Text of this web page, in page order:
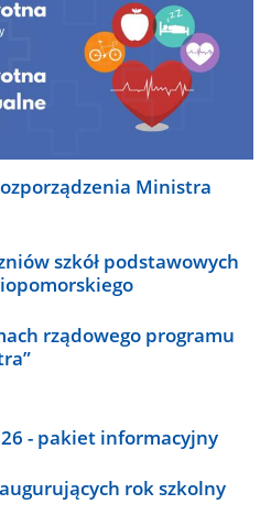
Ministra
szkół podstawowych
rządowego programu
- pakiet informacyjny
rok szkolny